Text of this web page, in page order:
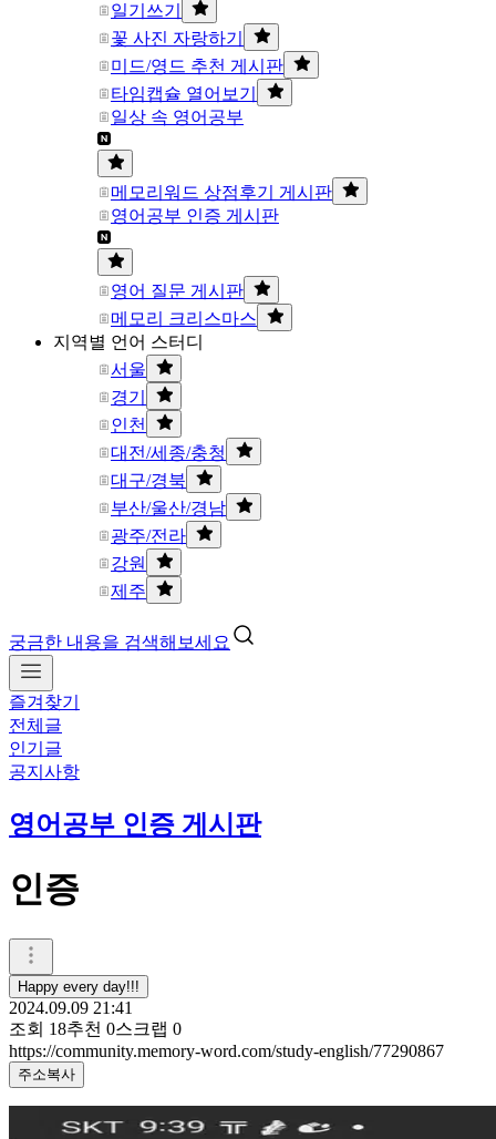
일기쓰기
꽃 사진 자랑하기
미드/영드 추천 게시판
타임캡슐 열어보기
일상 속 영어공부
메모리워드 상점후기 게시판
영어공부 인증 게시판
영어 질문 게시판
메모리 크리스마스
지역별 언어 스터디
서울
경기
인천
대전/세종/충청
대구/경북
부산/울산/경남
광주/전라
강원
제주
궁금한 내용을 검색해보세요
즐겨찾기
전체글
인기글
공지사항
영어공부 인증 게시판
인증
Happy every day!!!
2024.09.09 21:41
조회 18추천 0스크랩 0
https://community.memory-word.com/study-english/77290867
주소복사